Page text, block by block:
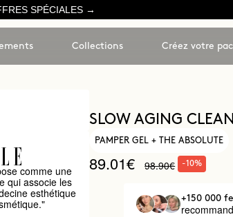
SPÉCIALES →
Collections Créez votre
comme une
qui associe les
esthétique
SLOW AGING
PAMPER GEL + THE ABSOLUTE
89.01€ 98.90€ -10%
+150 000